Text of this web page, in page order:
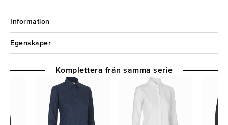
Information
Egenskaper
Komplettera från samma serie